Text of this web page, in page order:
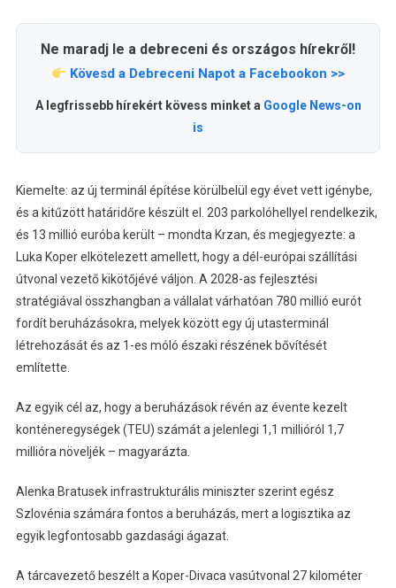
Ne maradj le a debreceni és országos hírekről!
Kövesd a Debreceni Napot a Facebookon >>
A legfrissebb hírekért kövess minket a Google News-on
is
Kiemelte: az új terminál építése körülbelül egy évet vett igénybe,
és a kitűzött határidőre készült el. 203 parkolóhellyel rendelkezik,
és 13 millió euróba került – mondta Krzan, és megjegyezte: a
Luka Koper elkötelezett amellett, hogy a dél-európai szállítási
útvonal vezető kikötőjévé váljon. A 2028-as fejlesztési
stratégiával összhangban a vállalat várhatóan 780 millió eurót
fordít beruházásokra, melyek között egy új utasterminál
létrehozását és az 1-es móló északi részének bővítését
említette.
Az egyik cél az, hogy a beruházások révén az évente kezelt
konténeregységek (TEU) számát a jelenlegi 1,1 millióról 1,7
millióra növeljék – magyarázta.
Alenka Bratusek infrastrukturális miniszter szerint egész
Szlovénia számára fontos a beruházás, mert a logisztika az
egyik legfontosabb gazdasági ágazat.
A tárcavezető beszélt a Koper-Divaca vasútvonal 27 kilométer